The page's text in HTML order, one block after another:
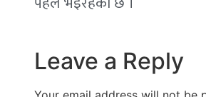
Leave a Reply